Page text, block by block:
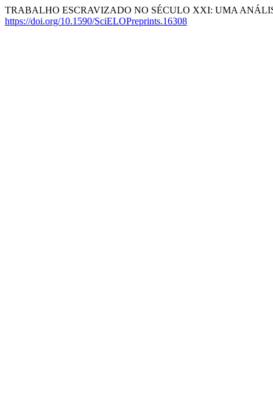
TRABALHO ESCRAVIZADO NO SÉCULO XXI: UMA
https://doi.org/10.1590/SciELOPreprints.16308